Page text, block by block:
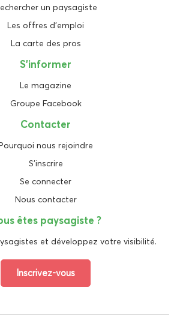
un paysagiste
Les offres d'emploi
La carte des pros
S'informer
Le magazine
Groupe Facebook
Contacter
nous rejoindre
S'inscrire
Se connecter
Nous contacter
êtes paysagiste ?
et développez votre visibilité.
Inscrivez-vous